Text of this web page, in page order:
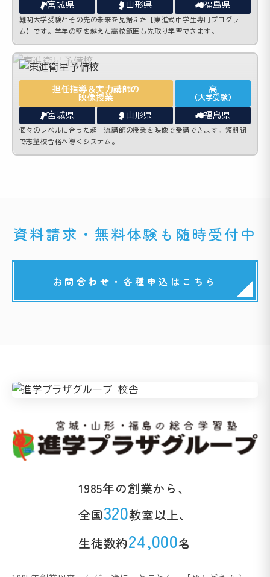
宮城県 山形県 福島県
難関大学受験とその先の未来を見据えた【東進式中学生専用プログラ
ム】です。学年の壁を越えた高校範囲も先取り学習できます。
担任指導＆実力講師の
映像授業
高
(大学受験)
宮城県 山形県 福島県
個々のレベルに合った超一流講師の授業を映像で受講できます。短期間
で志望校合格へ導くシステム。
資料請求・無料体験も随時受付中
お問合わせ・各種申込はこちら
1985年の創業から、
全国320教室以上、
生徒数約24,000名